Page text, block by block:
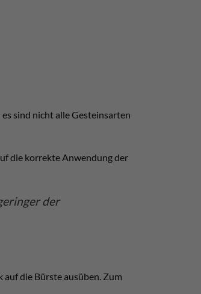
sind nicht alle Gesteinsarten
die korrekte Anwendung der
der
die Bürste ausüben. Zum